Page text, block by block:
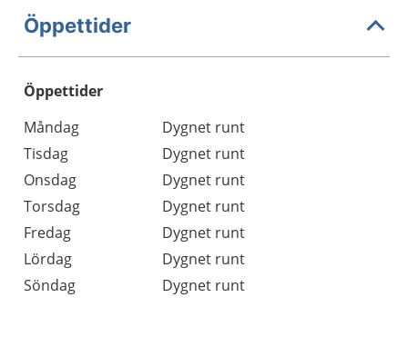
Öppettider
Öppettider
Dag
Öppettider
Kommentarer
Måndag
Dygnet runt
Tisdag
Dygnet runt
Onsdag
Dygnet runt
Torsdag
Dygnet runt
Fredag
Dygnet runt
Lördag
Dygnet runt
Söndag
Dygnet runt